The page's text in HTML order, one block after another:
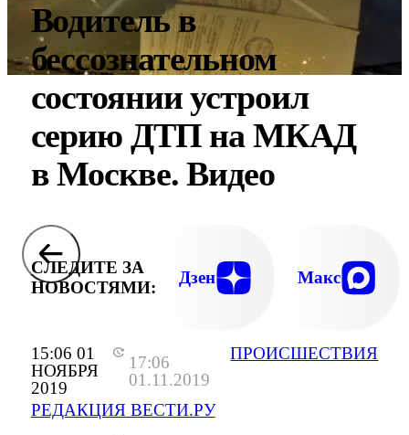
15:06 01
НОЯБРЯ
2019
17:06
01.11.2019
РЕДАКЦИЯ ВЕСТИ.РУ
ПРОИСШЕСТВИЯ
Водитель в
бессознательном
состоянии устроил
серию ДТП на МКАД
в Москве. Видео
СЛЕДИТЕ ЗА
НОВОСТЯМИ:
Дзен Макс